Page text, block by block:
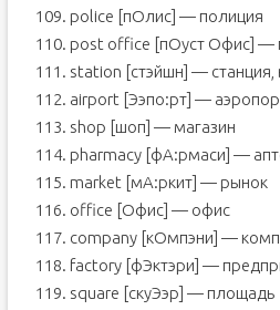
109. police [пОлис] — полиция
110. post office [пОуст Офис] —
111. station [стэйшн] — станция,
112. airport [Ээпо:рт] —
113. shop [шоп] — магазин
114. pharmacy [фА:рмаси] —
115. market [мА:ркит] — рынок
116. office [Офис] — офис
117. company [кОмпэни] —
118. factory [фЭктэри] —
119. square [скуЭэр] — площадь